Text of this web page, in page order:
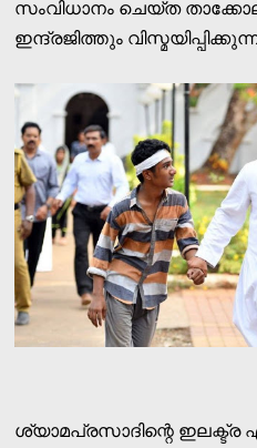
സംവിധാനം ചെയ്ത
ഇന്ദ്രജിത്തും
ശ്യാമപ്രസാദിന്റെ ഇലക്ട്ര